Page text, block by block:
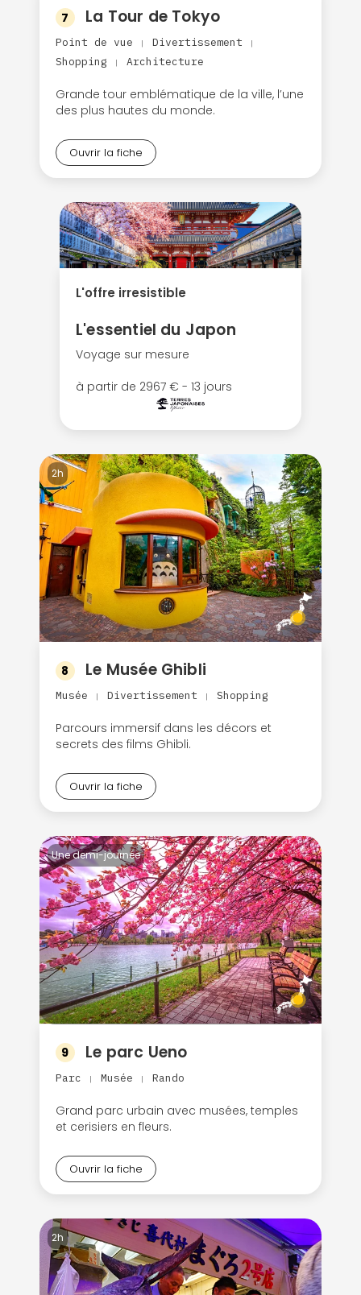
7 La Tour de Tokyo
Point de vue | Divertissement |
Shopping | Architecture
Grande tour emblématique de la ville, l’une
des plus hautes du monde.
Ouvrir la fiche
L'offre irresistible
L'essentiel du Japon
Voyage sur mesure
à partir de 2967 € - 13 jours
2h
8 Le Musée Ghibli
Musée | Divertissement | Shopping
Parcours immersif dans les décors et
secrets des films Ghibli.
Ouvrir la fiche
Une demi-journée
9 Le parc Ueno
Parc | Musée | Rando
Grand parc urbain avec musées, temples
et cerisiers en fleurs.
Ouvrir la fiche
2h